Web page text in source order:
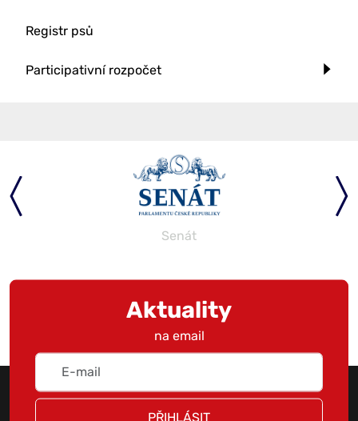
Registr psů
Participativní rozpočet
Senát
Aktuality
na email
PŘIHLÁSIT